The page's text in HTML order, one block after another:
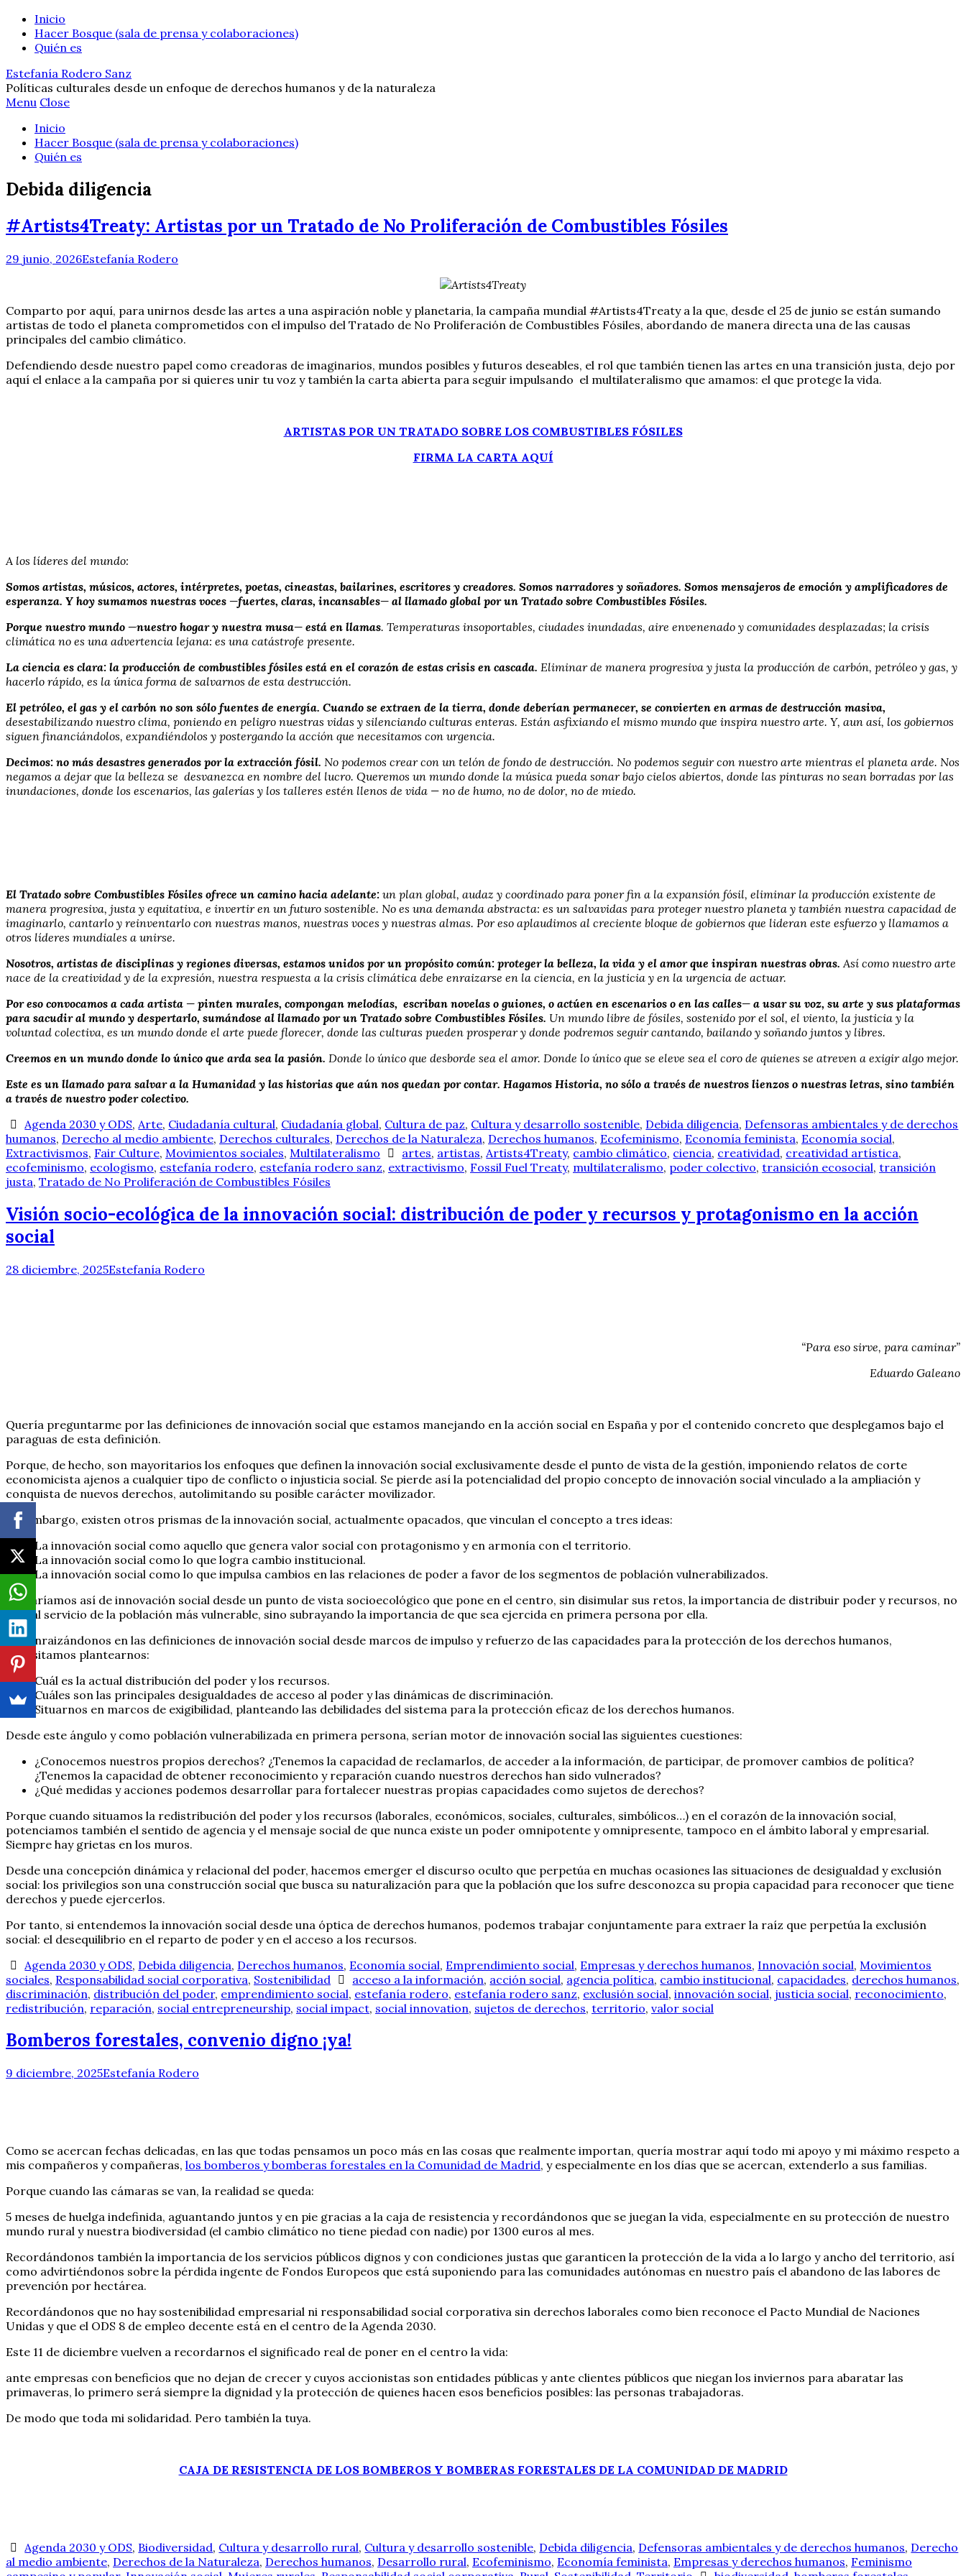
Inicio
Hacer Bosque (sala de prensa y colaboraciones)
Quién es
Estefanía Rodero Sanz
Políticas culturales desde un enfoque de derechos humanos y de la naturaleza
Menu Close
Inicio
Hacer Bosque (sala de prensa y colaboraciones)
Quién es
Debida diligencia
#Artists4Treaty: Artistas por un Tratado de No Proliferación de Combustibles Fósiles
29 junio, 2026Estefanía Rodero
Comparto por aquí, para unirnos desde las artes a una aspiración noble y planetaria, la campaña mundial #Artists4Treaty a la que, desde el 25 de junio se están sumando
artistas de todo el planeta comprometidos con el impulso del Tratado de No Proliferación de Combustibles Fósiles, abordando de manera directa una de las causas
principales del cambio climático.
Defendiendo desde nuestro papel como creadoras de imaginarios, mundos posibles y futuros deseables, el rol que también tienen las artes en una transición justa, dejo por
aquí el enlace a la campaña por si quieres unir tu voz y también la carta abierta para seguir impulsando el multilateralismo que amamos: el que protege la vida.
ARTISTAS POR UN TRATADO SOBRE LOS COMBUSTIBLES FÓSILES
FIRMA LA CARTA AQUÍ
A los líderes del mundo:
Somos artistas, músicos, actores, intérpretes, poetas, cineastas, bailarines, escritores y creadores. Somos narradores y soñadores. Somos mensajeros de emoción y amplificadores de
esperanza. Y hoy sumamos nuestras voces —fuertes, claras, incansables— al llamado global por un Tratado sobre Combustibles Fósiles.
Porque nuestro mundo —nuestro hogar y nuestra musa— está en llamas. Temperaturas insoportables, ciudades inundadas, aire envenenado y comunidades desplazadas; la crisis
climática no es una advertencia lejana: es una catástrofe presente.
La ciencia es clara: la producción de combustibles fósiles está en el corazón de estas crisis en cascada. Eliminar de manera progresiva y justa la producción de carbón, petróleo y gas, y
hacerlo rápido, es la única forma de salvarnos de esta destrucción.
El petróleo, el gas y el carbón no son sólo fuentes de energía. Cuando se extraen de la tierra, donde deberían permanecer, se convierten en armas de destrucción masiva,
desestabilizando nuestro clima, poniendo en peligro nuestras vidas y silenciando culturas enteras. Están asfixiando el mismo mundo que inspira nuestro arte. Y, aun así, los gobiernos
siguen financiándolos, expandiéndolos y postergando la acción que necesitamos con urgencia.
Decimos: no más desastres generados por la extracción fósil. No podemos crear con un telón de fondo de destrucción. No podemos seguir con nuestro arte mientras el planeta arde. Nos
negamos a dejar que la belleza se desvanezca en nombre del lucro. Queremos un mundo donde la música pueda sonar bajo cielos abiertos, donde las pinturas no sean borradas por las
inundaciones, donde los escenarios, las galerías y los talleres estén llenos de vida — no de humo, no de dolor, no de miedo.
El Tratado sobre Combustibles Fósiles ofrece un camino hacia adelante: un plan global, audaz y coordinado para poner fin a la expansión fósil, eliminar la producción existente de
manera progresiva, justa y equitativa, e invertir en un futuro sostenible. No es una demanda abstracta: es un salvavidas para proteger nuestro planeta y también nuestra capacidad de
imaginarlo, cantarlo y reinventarlo con nuestras manos, nuestras voces y nuestras almas. Por eso aplaudimos al creciente bloque de gobiernos que lideran este esfuerzo y llamamos a
otros líderes mundiales a unirse.
Nosotros, artistas de disciplinas y regiones diversas, estamos unidos por un propósito común: proteger la belleza, la vida y el amor que inspiran nuestras obras. Así como nuestro arte
nace de la creatividad y de la expresión, nuestra respuesta a la crisis climática debe enraizarse en la ciencia, en la justicia y en la urgencia de actuar.
Por eso convocamos a cada artista — pinten murales, compongan melodías, escriban novelas o guiones, o actúen en escenarios o en las calles— a usar su voz, su arte y sus plataformas
para sacudir al mundo y despertarlo, sumándose al llamado por un Tratado sobre Combustibles Fósiles. Un mundo libre de fósiles, sostenido por el sol, el viento, la justicia y la
voluntad colectiva, es un mundo donde el arte puede florecer, donde las culturas pueden prosperar y donde podremos seguir cantando, bailando y soñando juntos y libres.
Creemos en un mundo donde lo único que arda sea la pasión. Donde lo único que desborde sea el amor. Donde lo único que se eleve sea el coro de quienes se atreven a exigir algo mejor.
Este es un llamado para salvar a la Humanidad y las historias que aún nos quedan por contar. Hagamos Historia, no sólo a través de nuestros lienzos o nuestras letras, sino también
a través de nuestro poder colectivo.
Agenda 2030 y ODS, Arte, Ciudadanía cultural, Ciudadanía global, Cultura de paz, Cultura y desarrollo sostenible, Debida diligencia, Defensoras ambientales y de derechos
humanos, Derecho al medio ambiente, Derechos culturales, Derechos de la Naturaleza, Derechos humanos, Ecofeminismo, Economía feminista, Economía social,
Extractivismos, Fair Culture, Movimientos sociales, Multilateralismo artes, artistas, Artists4Treaty, cambio climático, ciencia, creatividad, creatividad artística,
ecofeminismo, ecologismo, estefanía rodero, estefanía rodero sanz, extractivismo, Fossil Fuel Treaty, multilateralismo, poder colectivo, transición ecosocial, transición
justa, Tratado de No Proliferación de Combustibles Fósiles
Visión socio-ecológica de la innovación social: distribución de poder y recursos y protagonismo en la acción
social
28 diciembre, 2025Estefanía Rodero
“Para eso sirve, para caminar”
Eduardo Galeano
Quería preguntarme por las definiciones de innovación social que estamos manejando en la acción social en España y por el contenido concreto que desplegamos bajo el
paraguas de esta definición.
Porque, de hecho, son mayoritarios los enfoques que definen la innovación social exclusivamente desde el punto de vista de la gestión, imponiendo relatos de corte
economicista ajenos a cualquier tipo de conflicto o injusticia social. Se pierde así la potencialidad del propio concepto de innovación social vinculado a la ampliación y
conquista de nuevos derechos, autolimitando su posible carácter movilizador.
Sin embargo, existen otros prismas de la innovación social, actualmente opacados, que vinculan el concepto a tres ideas:
La innovación social como aquello que genera valor social con protagonismo y en armonía con el territorio.
La innovación social como lo que logra cambio institucional.
La innovación social como lo que impulsa cambios en las relaciones de poder a favor de los segmentos de población vulnerabilizados.
Hablaríamos así de innovación social desde un punto de vista socioecológico que pone en el centro, sin disimular sus retos, la importancia de distribuir poder y recursos, no
sólo al servicio de la población más vulnerable, sino subrayando la importancia de que sea ejercida en primera persona por ella.
Así, enraizándonos en las definiciones de innovación social desde marcos de impulso y refuerzo de las capacidades para la protección de los derechos humanos,
necesitamos plantearnos:
Cuál es la actual distribución del poder y los recursos.
Cuáles son las principales desigualdades de acceso al poder y las dinámicas de discriminación.
Situarnos en marcos de exigibilidad, planteando las debilidades del sistema para la protección eficaz de los derechos humanos.
Desde este ángulo y como población vulnerabilizada en primera persona, serían motor de innovación social las siguientes cuestiones:
¿Conocemos nuestros propios derechos? ¿Tenemos la capacidad de reclamarlos, de acceder a la información, de participar, de promover cambios de política?
¿Tenemos la capacidad de obtener reconocimiento y reparación cuando nuestros derechos han sido vulnerados?
¿Qué medidas y acciones podemos desarrollar para fortalecer nuestras propias capacidades como sujetos de derechos?
Porque cuando situamos la redistribución del poder y los recursos (laborales, económicos, sociales, culturales, simbólicos…) en el corazón de la innovación social,
potenciamos también el sentido de agencia y el mensaje social de que nunca existe un poder omnipotente y omnipresente, tampoco en el ámbito laboral y empresarial.
Siempre hay grietas en los muros.
Desde una concepción dinámica y relacional del poder, hacemos emerger el discurso oculto que perpetúa en muchas ocasiones las situaciones de desigualdad y exclusión
social: los privilegios son una construcción social que busca su naturalización para que la población que los sufre desconozca su propia capacidad para reconocer que tiene
derechos y puede ejercerlos.
Por tanto, si entendemos la innovación social desde una óptica de derechos humanos, podemos trabajar conjuntamente para extraer la raíz que perpetúa la exclusión
social: el desequilibrio en el reparto de poder y en el acceso a los recursos.
Agenda 2030 y ODS, Debida diligencia, Derechos humanos, Economía social, Emprendimiento social, Empresas y derechos humanos, Innovación social, Movimientos
sociales, Responsabilidad social corporativa, Sostenibilidad acceso a la información, acción social, agencia política, cambio institucional, capacidades, derechos humanos,
discriminación, distribución del poder, emprendimiento social, estefanía rodero, estefanía rodero sanz, exclusión social, innovación social, justicia social, reconocimiento,
redistribución, reparación, social entrepreneurship, social impact, social innovation, sujetos de derechos, territorio, valor social
Bomberos forestales, convenio digno ¡ya!
9 diciembre, 2025Estefanía Rodero
Como se acercan fechas delicadas, en las que todas pensamos un poco más en las cosas que realmente importan, quería mostrar aquí todo mi apoyo y mi máximo respeto a
mis compañeros y compañeras, los bomberos y bomberas forestales en la Comunidad de Madrid, y especialmente en los días que se acercan, extenderlo a sus familias.
Porque cuando las cámaras se van, la realidad se queda:
5 meses de huelga indefinida, aguantando juntos y en pie gracias a la caja de resistencia y recordándonos que se juegan la vida, especialmente en su protección de nuestro
mundo rural y nuestra biodiversidad (el cambio climático no tiene piedad con nadie) por 1300 euros al mes.
Recordándonos también la importancia de los servicios públicos dignos y con condiciones justas que garanticen la protección de la vida a lo largo y ancho del territorio, así
como advirtiéndonos sobre la pérdida ingente de Fondos Europeos que está suponiendo para las comunidades autónomas en nuestro país el abandono de las labores de
prevención por hectárea.
Recordándonos que no hay sostenibilidad empresarial ni responsabilidad social corporativa sin derechos laborales como bien reconoce el Pacto Mundial de Naciones
Unidas y que el ODS 8 de empleo decente está en el centro de la Agenda 2030.
Este 11 de diciembre vuelven a recordarnos el significado real de poner en el centro la vida:
ante empresas con beneficios que no dejan de crecer y cuyos accionistas son entidades públicas y ante clientes públicos que niegan los inviernos para abaratar las
primaveras, lo primero será siempre la dignidad y la protección de quienes hacen esos beneficios posibles: las personas trabajadoras.
De modo que toda mi solidaridad. Pero también la tuya.
CAJA DE RESISTENCIA DE LOS BOMBEROS Y BOMBERAS FORESTALES DE LA COMUNIDAD DE MADRID
Agenda 2030 y ODS, Biodiversidad, Cultura y desarrollo rural, Cultura y desarrollo sostenible, Debida diligencia, Defensoras ambientales y de derechos humanos, Derecho
al medio ambiente, Derechos de la Naturaleza, Derechos humanos, Desarrollo rural, Ecofeminismo, Economía feminista, Empresas y derechos humanos, Feminismo